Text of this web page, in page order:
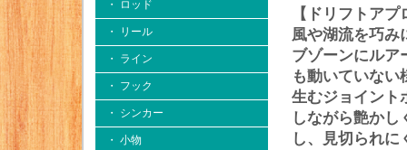
・ ロッド
・ リール
・ ライン
・ フック
・ シンカー
・ 小物
【ドリフトア
風や湖流を巧み
ブゾーンにルア
も動いていな
生むジョイント
しながら艶か
し、見切られ